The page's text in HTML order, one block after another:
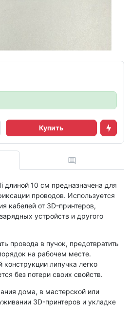
Купить
длиной 10 см предназначена для
проводов. Используется
кабелей от 3D-принтеров,
устройств и другого
провода в пучок, предотвратить
на рабочем месте.
конструкции липучка легко
без потери своих свойств.
дома, в мастерской или
3D-принтеров и укладке